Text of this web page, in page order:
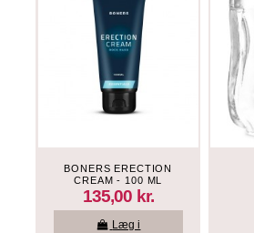
BONERS ERECTION
CREAM - 100 ML
135,00 kr.
Læg i